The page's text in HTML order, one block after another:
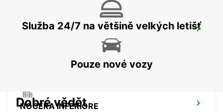
SALERNO
NOCERA INFERIORE
Služba 24/7 na většině velkých letišť
Pouze nové vozy
Dobré vědět